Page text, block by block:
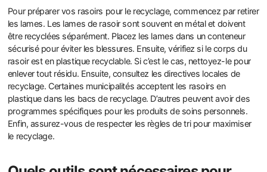
Pour préparer vos rasoirs pour le recyclage, commencez par retirer
les lames. Les lames de rasoir sont souvent en métal et doivent
être recyclées séparément. Placez les lames dans un conteneur
sécurisé pour éviter les blessures. Ensuite, vérifiez si le corps du
rasoir est en plastique recyclable. Si c’est le cas, nettoyez-le pour
enlever tout résidu. Ensuite, consultez les directives locales de
recyclage. Certaines municipalités acceptent les rasoirs en
plastique dans les bacs de recyclage. D’autres peuvent avoir des
programmes spécifiques pour les produits de soins personnels.
Enfin, assurez-vous de respecter les règles de tri pour maximiser
le recyclage.